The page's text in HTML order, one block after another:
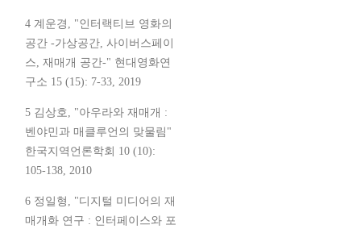
4 계운경, "인터랙티브 영화의
공간 -가상공간, 사이버스페이
스, 재매개 공간-" 현대영화연
구소 15 (15): 7-33, 2019
5 김상호, "아우라와 재매개 :
벤야민과 매클루언의 맞물림"
한국지역언론학회 10 (10):
105-138, 2010
6 정일형, "디지털 미디어의 재
매개화 연구 : 인터페이스와 포